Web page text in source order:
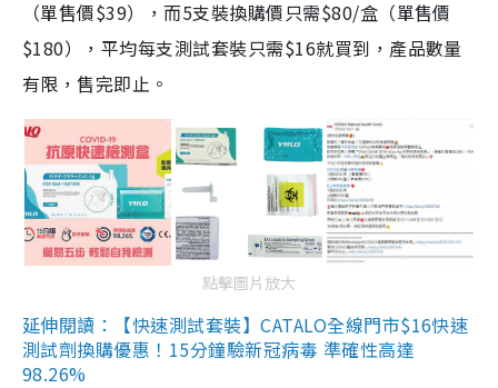
（單售價$39），而5支裝換購價只需$80/盒（單售價
$180），平均每支測試套裝只需$16就買到，產品數量
有限，售完即止。
點擊圖片放大
延伸閱讀：【快速測試套裝】CATALO全線門市$16快速
測試劑換購優惠！15分鐘驗新冠病毒 準確性高達
98.26%